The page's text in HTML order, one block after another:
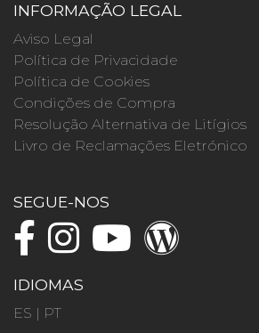
INFORMAÇÃO LEGAL
Aviso Legal
Política de Privacidade
Política de Cookies
Condições de Compra
Resolução Alternativa de Litígios
Livro de Reclamações Eletrónico
SEGUE-NOS
IDIOMAS
ES | PT